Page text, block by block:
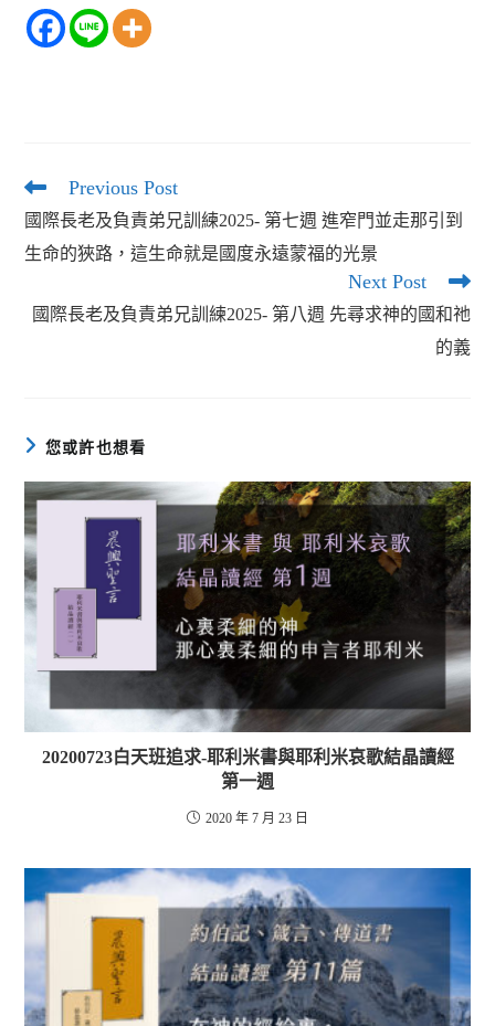
Read
articles
Previous Post
國際長老及負責弟兄訓練2025- 第七週 進窄門並走那引到
生命的狹路，這生命就是國度永遠蒙福的光景
Next Post
國際長老及負責弟兄訓練2025- 第八週 先尋求神的國和祂
的義
您或許也想看
20200723白天班追求-耶利米書與耶利米哀歌結晶讀經
第一週
2020 年 7 月 23 日